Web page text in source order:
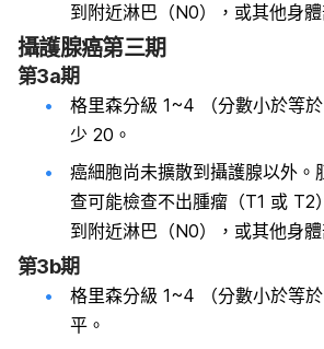
到附近淋巴（N0），或其他身
攝護腺癌第三期
第3a期
格里森分級 1~4 （分數小於等
少 20。
癌細胞尚未擴散到攝護腺以外。
查可能檢查不出腫瘤（T1 或 T2
到附近淋巴（N0），或其他身
第3b期
格里森分級 1~4 （分數小於等
平。